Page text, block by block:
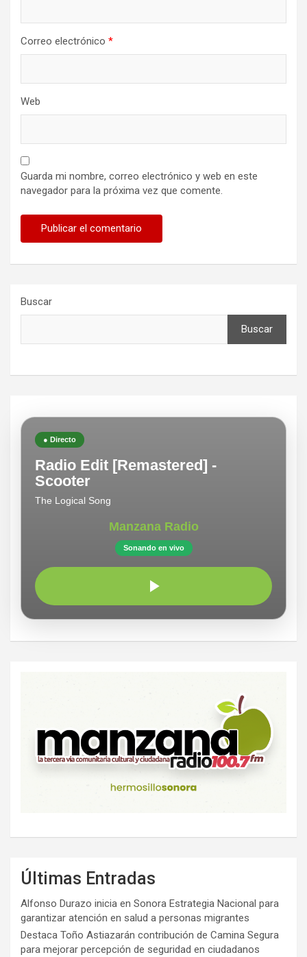
Correo electrónico *
Web
Guarda mi nombre, correo electrónico y web en este
navegador para la próxima vez que comente.
Buscar
Buscar
● Directo
Radio Edit [Remastered] -
Scooter
The Logical Song
Manzana Radio
Sonando en vivo
Últimas Entradas
Alfonso Durazo inicia en Sonora Estrategia Nacional para
garantizar atención en salud a personas migrantes
Destaca Toño Astiazarán contribución de Camina Segura
para mejorar percepción de seguridad en ciudadanos